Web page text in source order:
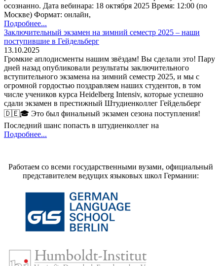
осознанно. Дата вебинара: 18 октября 2025 Время: 12:00 (по
Москве) Формат: онлайн,
Подробнее...
Заключительный экзамен на зимний семестр 2025 – наши
поступившие в Гейдельберг
13.10.2025
Громкие аплодисменты нашим звёздам! Вы сделали это! Пару
дней назад опубликовали результаты заключительного
вступительного экзамена на зимний семестр 2025, и мы с
огромной гордостью поздравляем наших студентов, в том
числе учеников курса Heidelberg Intensiv, которые успешно
сдали экзамен в престижный Штудиенколлег Гейдельберг
🇩🇪🎓 Это был финальный экзамен сезона поступления!
Последний шанс попасть в штудиенколлег на
Подробнее...
Работаем со всеми государственными вузами, официальный
представителем ведущих языковых школ Германии: